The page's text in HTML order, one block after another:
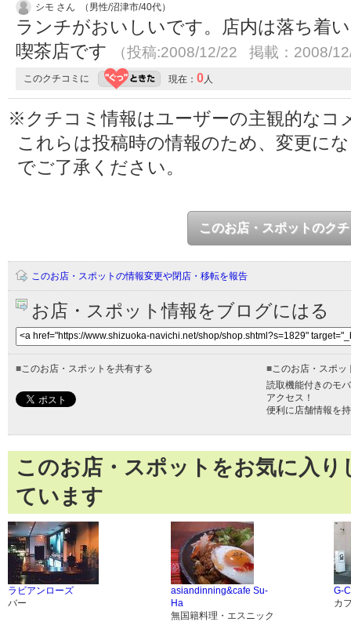
シモ さん （男性/沼津市/40代）
ランチがおいしいです。店内は落ち着
喫茶店です
（投稿:2008/12/22 掲載：2008/
このクチコミに 現在： 0 人
※クチコミ情報はユーザーの主観的なコ
これらは投稿時の情報のため、変更に
でご了承ください。
このお店・スポットのク
このお店・スポットの情報変更や閉店・移転を報告
お店・スポット情報をブログにはる
■ このお店・スポットを共有する ■ このお店・スポ
読取機能付きのモ
アクセス！
便利に店舗情報を
このお店・スポットをお気に入
ています
ラビアンローズ
バー
asiandinning&cafe Su-
Ha
無国籍料理・エスニック
G-
カ